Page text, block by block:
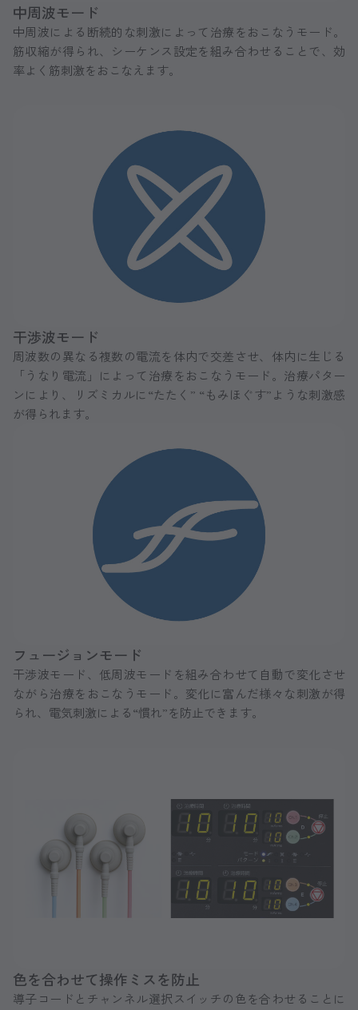
中周波モード
中周波による断続的な刺激によって治療をおこなうモード。
筋収縮が得られ、シーケンス設定を組み合わせることで、効
率よく筋刺激をおこなえます。
干渉波モード
周波数の異なる複数の電流を体内で交差させ、体内に生じる
「うなり電流」によって治療をおこなうモード。治療パター
ンにより、リズミカルに“たたく” “もみほぐす”ような刺激感
が得られます。
フュージョンモード
干渉波モード、低周波モードを組み合わせて自動で変化させ
ながら治療をおこなうモード。変化に富んだ様々な刺激が得
られ、電気刺激による“慣れ”を防止できます。
色を合わせて操作ミスを防止
導子コードとチャンネル選択スイッチの色を合わせることに